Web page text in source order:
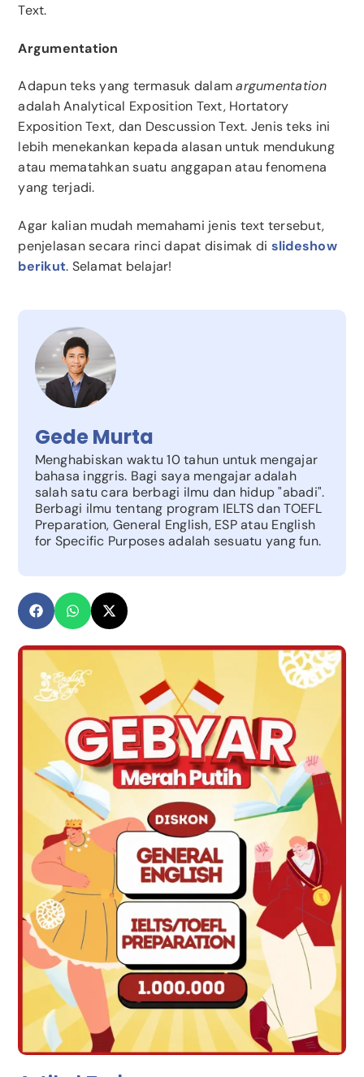
Text.
Argumentation
Adapun teks yang termasuk dalamargumentation
adalah Analytical Exposition Text, Hortatory
Exposition Text, dan Descussion Text. Jenis teks ini
lebih menekankan kepada alasan untuk mendukung
atau mematahkan suatu anggapan atau fenomena
yang terjadi.
Agar kalian mudah memahami jenis text tersebut,
penjelasan secara rinci dapat disimak di slideshow
berikut. Selamat belajar!
Gede Murta
Menghabiskan waktu 10 tahun untuk mengajar
bahasa inggris. Bagi saya mengajar adalah
salah satu cara berbagi ilmu dan hidup "abadi".
Berbagi ilmu tentang program IELTS dan TOEFL
Preparation, General English, ESP atau English
for Specific Purposes adalah sesuatu yang fun.